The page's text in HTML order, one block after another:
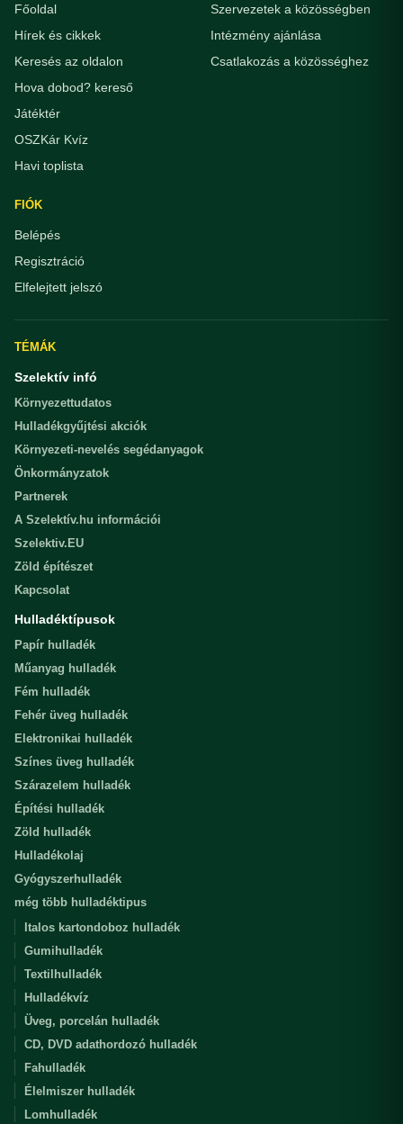
Főoldal
Hírek és cikkek
Keresés az oldalon
Hova dobod? kereső
Játéktér
OSZKár Kvíz
Havi toplista
Szervezetek a közösségben
Intézmény ajánlása
Csatlakozás a közösséghez
FIÓK
Belépés
Regisztráció
Elfelejtett jelszó
TÉMÁK
Szelektív infó
Környezettudatos
Hulladékgyűjtési akciók
Környezeti-nevelés segédanyagok
Önkormányzatok
Partnerek
A Szelektív.hu információi
Szelektiv.EU
Zöld építészet
Kapcsolat
Hulladéktípusok
Papír hulladék
Műanyag hulladék
Fém hulladék
Fehér üveg hulladék
Elektronikai hulladék
Színes üveg hulladék
Szárazelem hulladék
Építési hulladék
Zöld hulladék
Hulladékolaj
Gyógyszerhulladék
még több hulladéktipus
Italos kartondoboz hulladék
Gumihulladék
Textilhulladék
Hulladékvíz
Üveg, porcelán hulladék
CD, DVD adathordozó hulladék
Fahulladék
Élelmiszer hulladék
Lomhulladék